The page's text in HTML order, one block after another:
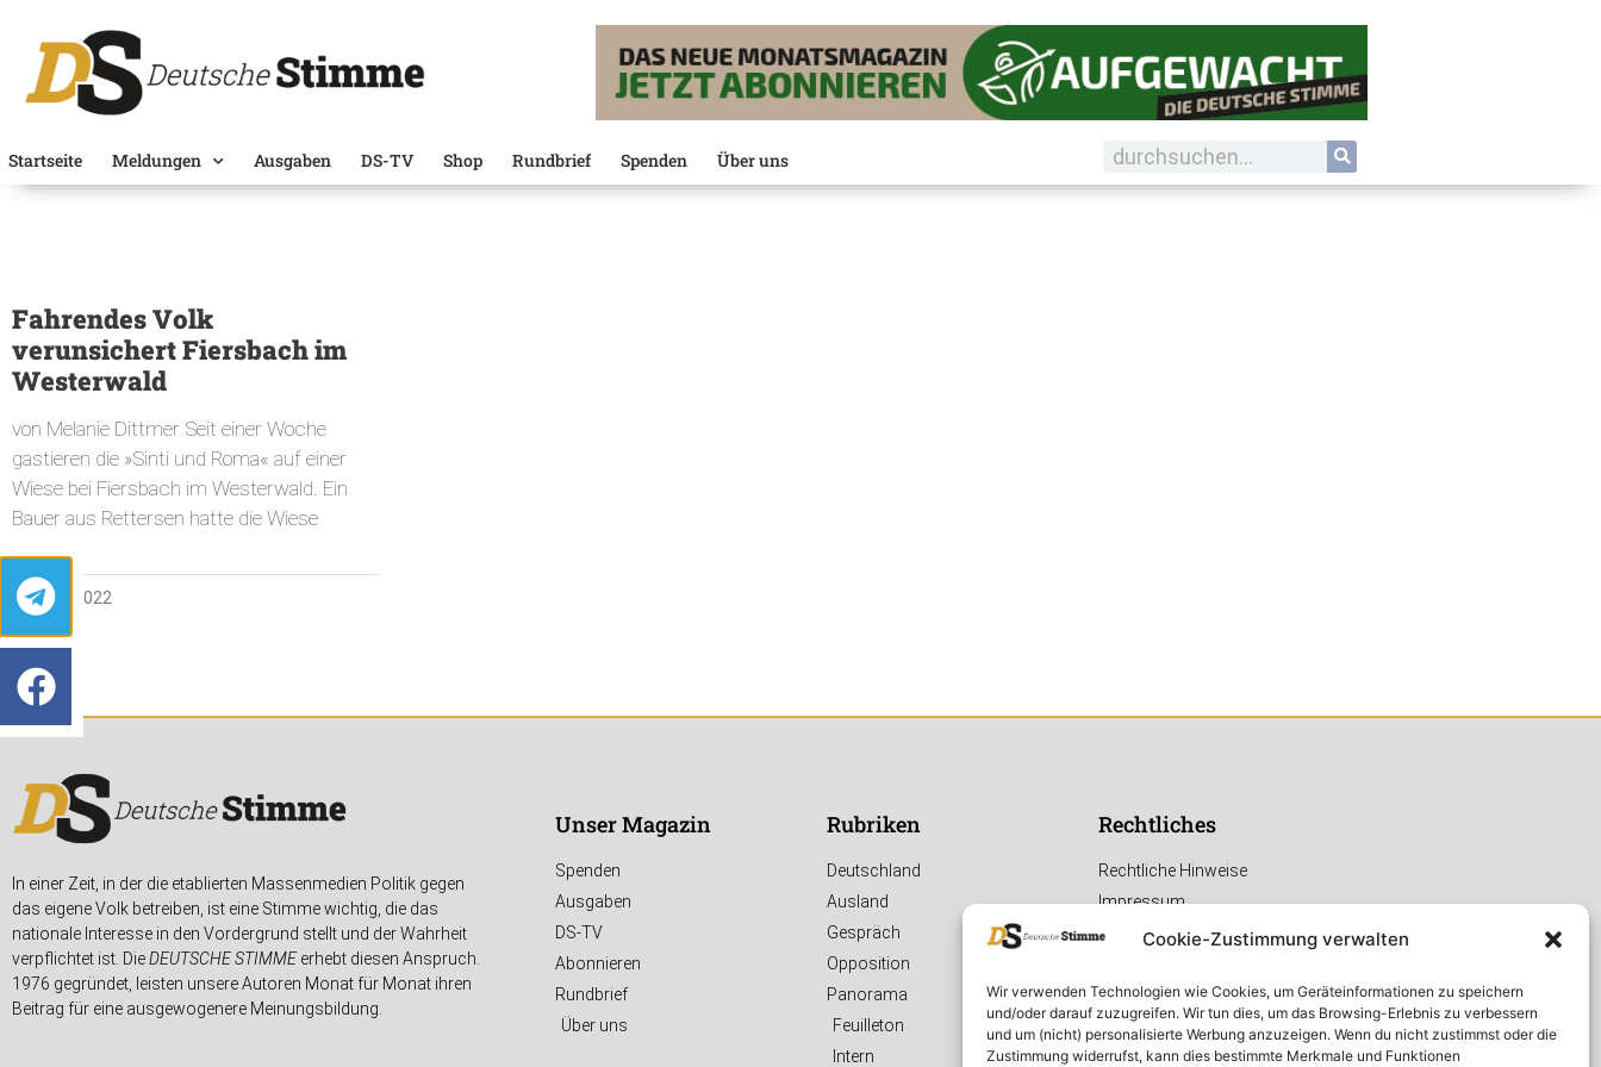
Cookie-Zustimmung verwalten
Wir verwenden Technologien wie Cookies, um Geräteinformationen zu speichern
und/oder darauf zuzugreifen. Wir tun dies, um das Browsing-Erlebnis zu verbessern
und um (nicht) personalisierte Werbung anzuzeigen. Wenn du nicht zustimmst oder die
Zustimmung widerrufst, kann dies bestimmte Merkmale und Funktionen
Startseite Meldungen Ausgaben DS-TV Shop Rundbrief Spenden Über uns
Fahrendes Volk
verunsichert Fiersbach im
Westerwald
von Melanie Dittmer Seit einer Woche
gastieren die »Sinti und Roma« auf einer
Wiese bei Fiersbach im Westerwald. Ein
Bauer aus Rettersen hatte die Wiese
15. JULI 2022
In einer Zeit, in der die etablierten Massenmedien Politik gegen
das eigene Volk betreiben, ist eine Stimme wichtig, die das
nationale Interesse in den Vordergrund stellt und der Wahrheit
verpflichtet ist. DieDEUTSCHE STIMMEerhebt diesen Anspruch.
1976 gegründet, leisten unsere Autoren Monat für Monat ihren
Beitrag für eine ausgewogenere Meinungsbildung.
Unser Magazin
Spenden
Ausgaben
DS-TV
Abonnieren
Rundbrief
Über uns
Rubriken
Deutschland
Ausland
Gespräch
Opposition
Panorama
Feuilleton
Intern
Rechtliches
Rechtliche Hinweise
Impressum
Datenschutzerklärung